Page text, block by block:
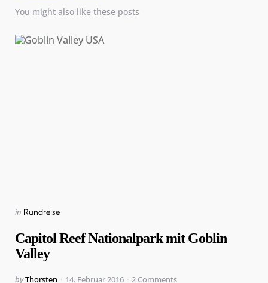
You might also like these posts
Categories
Posted
in Rundreise
Capitol Reef Nationalpark mit Goblin
Valley
Posted
byThorsten 14. Februar 2016 2 Comments